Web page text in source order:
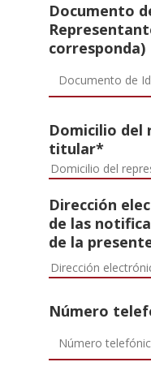
Documento
corresponda)
Domicilio del
titular*
Dirección
de las
de la
Número